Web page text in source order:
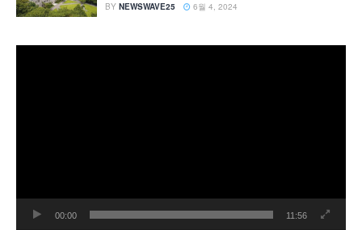
BY NEWSWAVE25 6월 4, 2024
00:00 11:56